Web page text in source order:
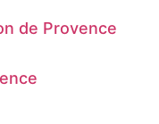
de Provence